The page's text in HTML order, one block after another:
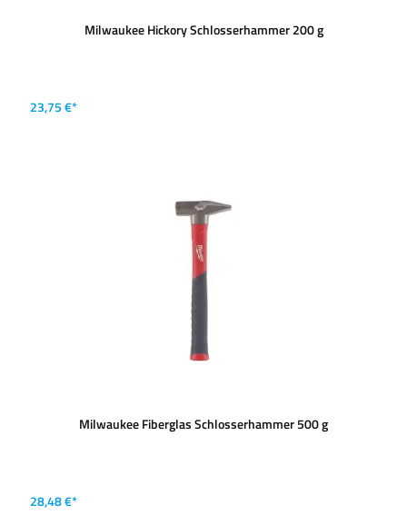
Milwaukee Hickory Schlosserhammer 200 g
23,75 €*
Milwaukee Fiberglas Schlosserhammer 500 g
28,48 €*